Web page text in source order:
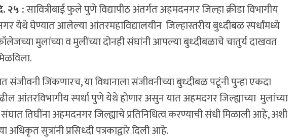
२५ :सावित्रीबाई फुले पुणे विद्यापीठ अंतर्गत अहमदनगर जिल्हा क्रीडा विभागीय
येथे घेण्यात आलेल्या आंतरमहाविद्यालयीन जिल्हास्तरीय बुध्दीबळ स्पर्धांमध्ये
मुलांच्या व मुलींच्या दोनही संघांनी आपल्या बुध्दीबळाचे चातुर्य दाखवत
संजीवनी जिंकणारच, या विधानाला संजीवनीच्या बुध्दीबळ पटूंनी पुन्हा एकदा
आंतरविभागीय स्पर्धा पुणे येथे होणार असुन यात अहमदगर जिल्ह्याच्या मुलांच्या
तिघींना अहमदनगर जिल्ह्याचे प्रतिनिधित्व करण्याची संधी मिळाली आहे, अशी
अधिकृत सुत्रांनी प्रसिध्दी पत्रकाद्वारे दिली आहे.